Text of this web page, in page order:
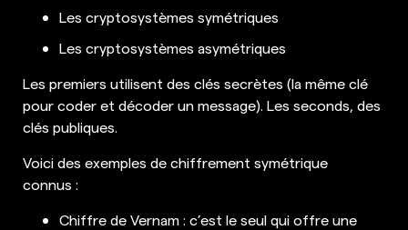
Les cryptosystèmes symétriques
Les cryptosystèmes asymétriques
Les premiers utilisent des clés secrètes (la même clé
pour coder et décoder un message). Les seconds, des
clés publiques.
Voici des exemples de chiffrement symétrique
connus :
Chiffre de Vernam : c’est le seul qui offre une